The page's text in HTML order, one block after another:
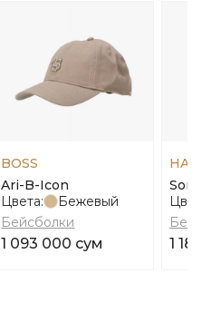
BOSS
Ari-B-Icon
Цвета:
Бежевый
Бейсболки
1 093 000 сум 1